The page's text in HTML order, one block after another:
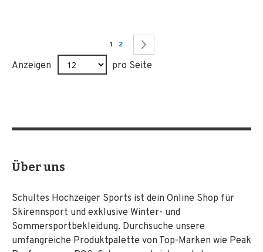
Seite
Sie lesen gerade Seite
1 Seite
2
Anzeigen pro Seite
Über uns
Schultes Hochzeiger Sports ist dein Online Shop für
Skirennsport und exklusive Winter- und
Sommersportbekleidung. Durchsuche unsere
umfangreiche Produktpalette von Top-Marken wie Peak